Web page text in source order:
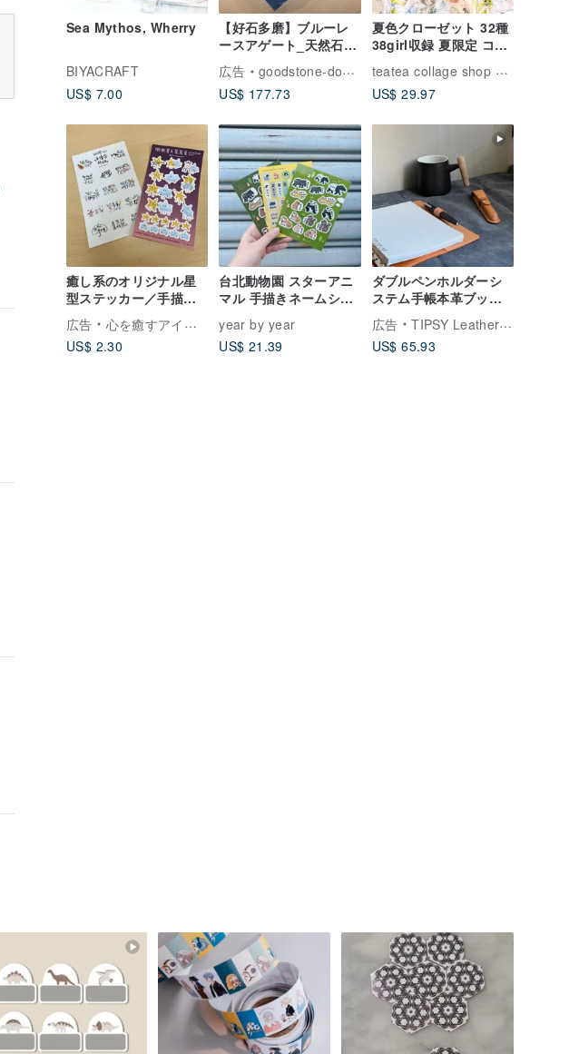
Sea Mythos, Wherry
BIYACRAFT
US$ 7.00
【好石多磨】ブルーレ
ースアゲート_天然石印
鑑_個人印鑑_開運印鑑_
角印
広告
goodstone-domo
US$ 177.73
夏色クローゼット 32種
38girl収録 夏限定 コラ
ージュ素材 人物ステッ
カー teatea
teatea collage shop てぃてぃ｜紙もの・ステッカー
US$ 29.97
癒し系のオリジナル星
型ステッカー／手描き
ステッカー
広告
心を癒すアイテム
US$ 2.30
台北動物園 スターアニ
マル 手描きネームシー
ン | Taipei Zoo コラボ
year by year
US$ 21.39
ダブルペンホルダーシ
ステム手帳本革ブック
カバー | ペンを鍵に、
日常のインスピレーシ
ョンを繋ぎ留める
広告
TIPSY Leather Goods
US$ 65.93